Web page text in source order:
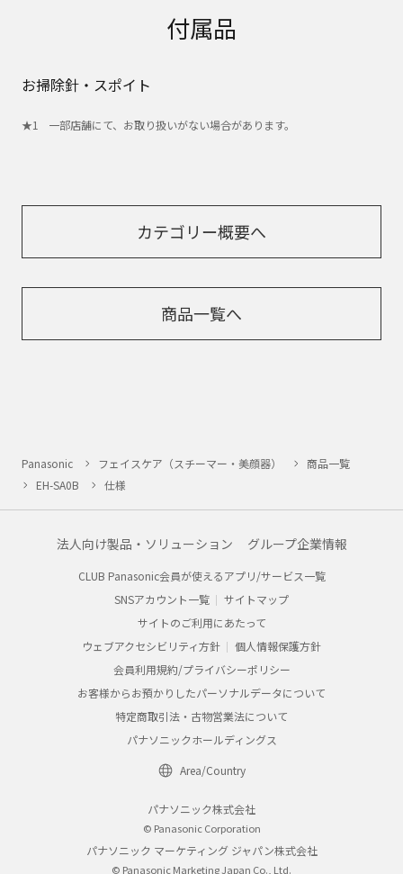
付属品
お掃除針・スポイト
一部店舗にて、お取り扱いがない場合があります。
カテゴリー概要へ
商品一覧へ
Panasonic フェイスケア（スチーマー・美顔器）
商品一覧
EH-SA0B
仕様
法人向け製品・ソリューション グループ企業情報
CLUB Panasonic会員が使えるアプリ/サービス一覧
SNSアカウント一覧
サイトマップ
サイトのご利用にあたって
ウェブアクセシビリティ方針
個人情報保護方針
会員利用規約/プライバシーポリシー
お客様からお預かりしたパーソナルデータについて
特定商取引法・古物営業法について
パナソニックホールディングス
Area/Country
パナソニック株式会社
© Panasonic Corporation
パナソニック マーケティング ジャパン株式会社
© Panasonic Marketing Japan Co., Ltd.